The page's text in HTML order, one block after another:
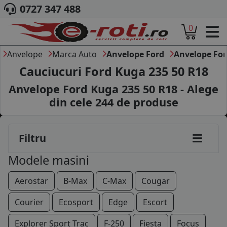
ACASA
DESPRE NOI
ANVELOPE
AUTO
CAMION
MOTO
MARCA AUTO
BLOG
B2B - COLABORARE COMPANII
CONT
0727 347 488
0
Anvelope Marca Auto Anvelope Ford Anvelope
Cauciucuri Ford Kuga 235 50 R18
Anvelope Ford Kuga 235 50 R18 - Alege
din cele 244de produse
Filtru
Modele masini
Aerostar B-Max C-Max
Cougar
Courier
Ecosport Edge
Escort
Explorer Sport Trac
F-250 Fiesta
Focus